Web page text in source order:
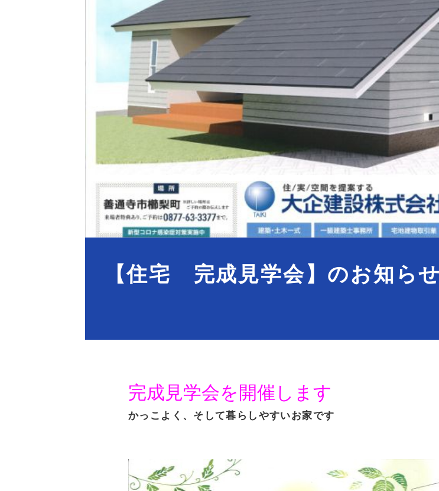
【住宅 完成見学会】のお知らせ
完成見学会を開催します
かっこよく、そして暮らしやすいお家です